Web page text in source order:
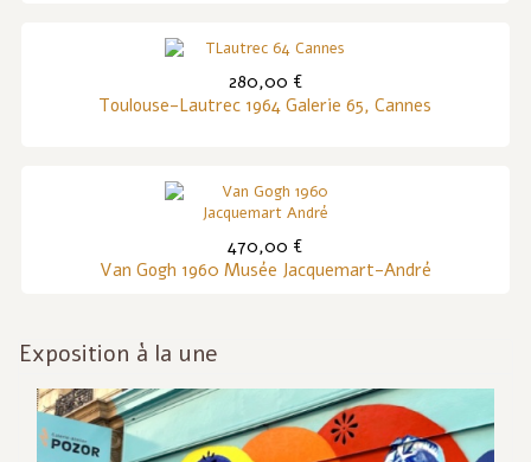
280,00 €
Toulouse-Lautrec 1964 Galerie 65, Cannes
470,00 €
Van Gogh 1960 Musée Jacquemart-André
Exposition à la une